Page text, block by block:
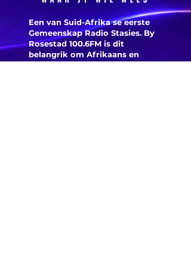
Een van Suid-Afrika se eerste
Gemeenskap Radio Stasies. By
Rosestad 100.6FM is dit
belangrik om Afrikaans en
Christelik georiënteerd te wees.